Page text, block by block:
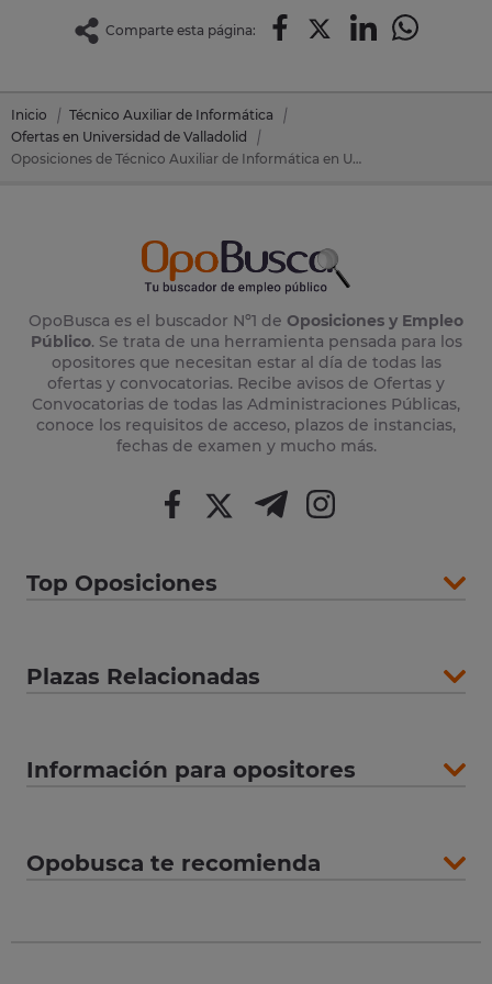
Comparte esta página:
Inicio
Técnico Auxiliar de Informática
Ofertas en Universidad de Valladolid
Oposiciones de Técnico Auxiliar de Informática en Universidad de Valladolid
OpoBusca es el buscador Nº1 de Oposiciones y Empleo
Público. Se trata de una herramienta pensada para los
opositores que necesitan estar al día de todas las
ofertas y convocatorias. Recibe avisos de Ofertas y
Convocatorias de todas las Administraciones Públicas,
conoce los requisitos de acceso, plazos de instancias,
fechas de examen y mucho más.
Top Oposiciones
Plazas Relacionadas
Información para opositores
Opobusca te recomienda